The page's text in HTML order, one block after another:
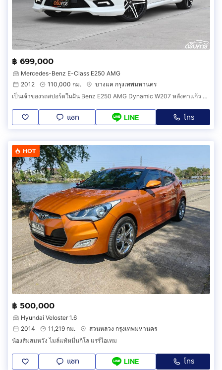
฿ 699,000
Mercedes-Benz E-Class E250 AMG
2012
110,000 กม.
บางแค กรุงเทพมหานคร
เป็นเจ้าของรถสปอร์ตในฝัน Benz E250 AMG Dynamic W207 หลังคาแก้ว สเปคเทพสภาพนางฟ้าหายาก (AAFH)
แชท LINE โทร
HOT
฿ 500,000
Hyundai Veloster 1.6
2014
11,219 กม.
สวนหลวง กรุงเทพมหานคร
น้องส้มสมหวัง ไมล์แท้หมื่นกิโล แรร์ไอเทม
แชท LINE โทร